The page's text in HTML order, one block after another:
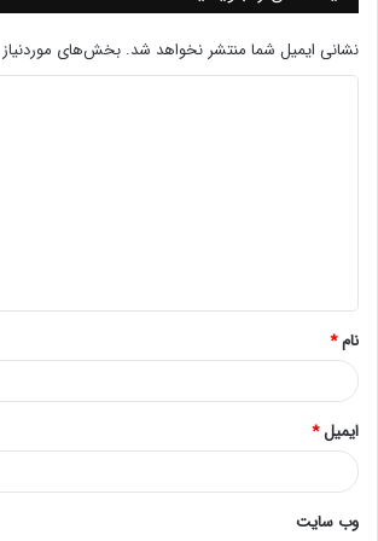
های خاصی هستند که می توانند نیاز
شرکت سیسکو همواره سعی دارد
که در سری های مختلف به صورت ثابت به
نشانی ایمیل شما منتشر نخواهد شد. بخش‌های
نام*
ایمیل*
وب‌ سایت